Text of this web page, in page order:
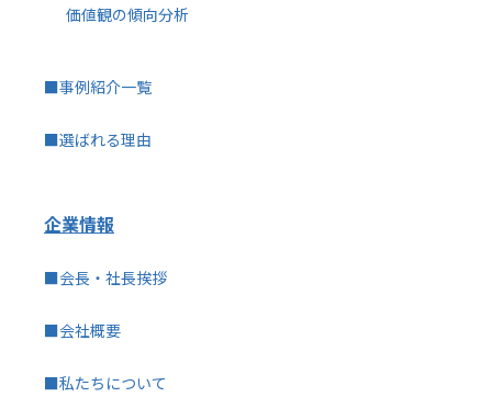
価値観の傾向分析
■事例紹介一覧
■選ばれる理由
企業情報
■会長・社長挨拶
■会社概要
■私たちについて